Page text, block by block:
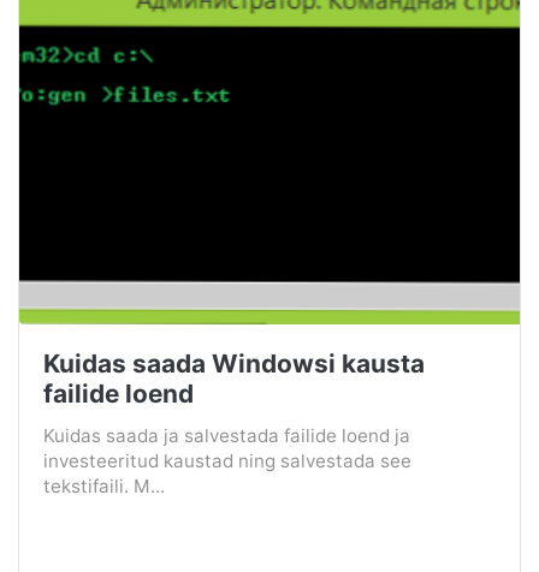
Kuidas saada Windowsi kausta
failide loend
Kuidas saada ja salvestada failide loend ja
investeeritud kaustad ning salvestada see
tekstifaili. M...